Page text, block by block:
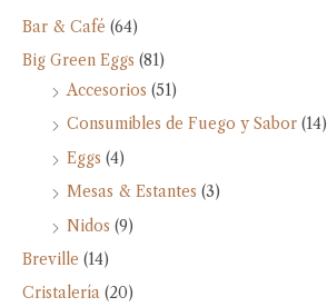
Bar & Café (64)
Big Green Eggs (81)
Accesorios (51)
Consumibles de Fuego y Sabor (14)
Eggs (4)
Mesas & Estantes (3)
Nidos (9)
Breville (14)
Cristalería (20)